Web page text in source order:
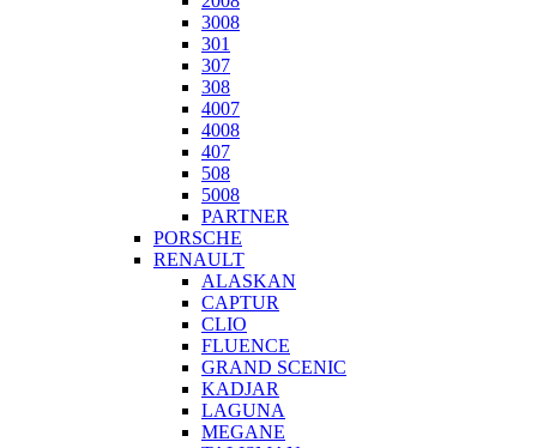
3008
301
307
308
4007
4008
407
508
5008
PARTNER
PORSCHE
RENAULT
ALASKAN
CAPTUR
CLIO
FLUENCE
GRAND SCENIC
KADJAR
LAGUNA
MEGANE